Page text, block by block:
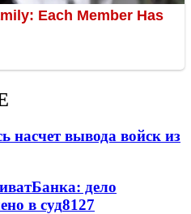
насчет вывода войск из
дело
в суд8127